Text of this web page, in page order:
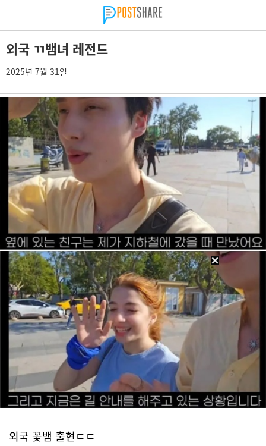
외국 ㄲ뱀녀 레전드
2025년 7월 31일
외국 꽃뱀 출현ㄷㄷ